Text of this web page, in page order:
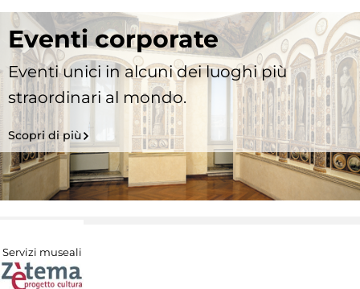
Eventi corporate
Eventi unici in alcuni dei luoghi più
straordinari al mondo.
Scopri di più
Servizi museali